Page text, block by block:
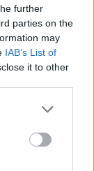
further
parties on the
may
IAB’s List of
it to other
more Google
may click to
tags to
Google
Χάρη
«κομμένο